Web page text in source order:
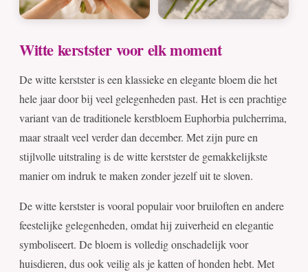
Witte kerstster voor elk moment
De witte kerstster is een klassieke en elegante bloem die het
hele jaar door bij veel gelegenheden past. Het is een prachtige
variant van de traditionele kerstbloem Euphorbia pulcherrima,
maar straalt veel verder dan december. Met zijn pure en
stijlvolle uitstraling is de witte kerstster de gemakkelijkste
manier om indruk te maken zonder jezelf uit te sloven.
De witte kerstster is vooral populair voor bruiloften en andere
feestelijke gelegenheden, omdat hij zuiverheid en elegantie
symboliseert. De bloem is volledig onschadelijk voor
huisdieren, dus ook veilig als je katten of honden hebt. Met